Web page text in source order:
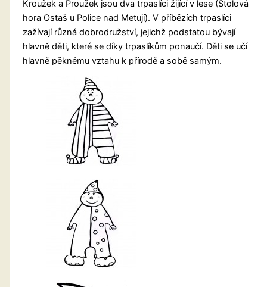
Kroužek a Proužek jsou dva trpaslíci žijící v lese (Stolová
hora Ostaš u Police nad Metují). V příbězích trpaslíci
zažívají různá dobrodružství, jejichž podstatou bývají
hlavně děti, které se díky trpaslíkům ponaučí. Děti se učí
hlavně pěknému vztahu k přírodě a sobě samým.